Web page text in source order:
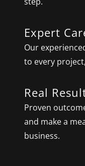
Expert
Our
to every
Real
Proven
and make a
business.